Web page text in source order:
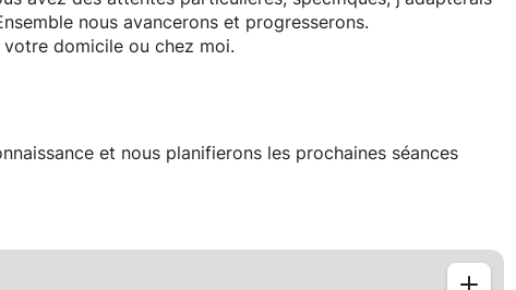
nous avancerons et progresserons.
domicile ou chez moi.
connaissance et nous planifierons les prochaines séances